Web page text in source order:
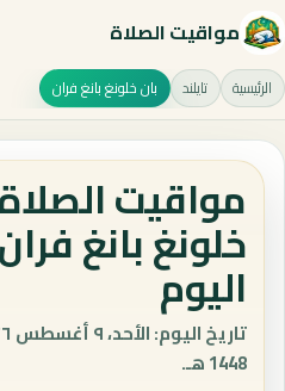
مواقيت الصلاة
الرئيسية تايلند بان خلونغ بانغ فران
مواقيت
خلونغ بانغ
اليوم
1448 هـ.